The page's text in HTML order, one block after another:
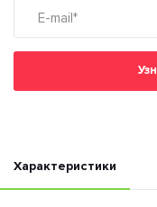
Характеристики